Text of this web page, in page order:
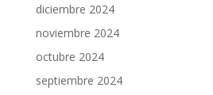
diciembre 2024
noviembre 2024
octubre 2024
septiembre 2024